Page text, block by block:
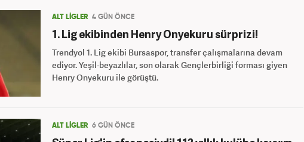
ALT LİGLER 4 GÜN ÖNCE
1. Lig ekibinden Henry Onyekuru sürprizi!
Trendyol 1. Lig ekibi Bursaspor, transfer çalışmalarına devam
ediyor. Yeşil-beyazlılar, son olarak Gençlerbirliği forması giyen
Henry Onyekuru ile görüştü.
ALT LİGLER 6 GÜN ÖNCE